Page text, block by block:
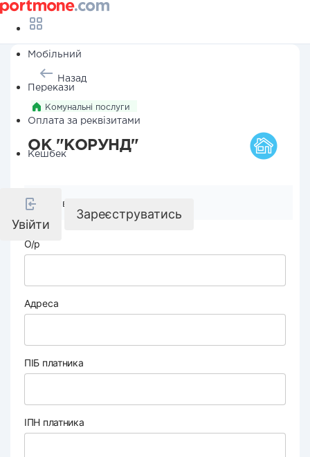
Мобільний
Перекази
Оплата за реквізитами
Кешбек
Увійти
Зареєструватись
Назад
Комунальні послуги
ОК "КОРУНД"
Реквізити компанії
О/р
Адреса
ПІБ платника
ІПН платника